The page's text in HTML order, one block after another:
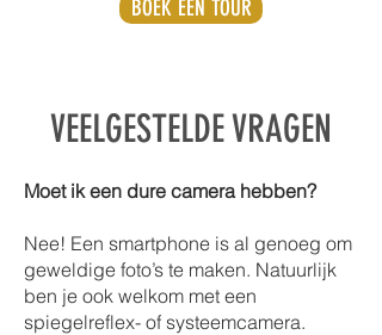
BOEK EEN TOUR
VEELGESTELDE VRAGEN
Moet ik een dure camera hebben?
Nee! Een smartphone is al genoeg om
geweldige foto’s te maken. Natuurlijk
ben je ook welkom met een
spiegelreflex- of systeemcamera.